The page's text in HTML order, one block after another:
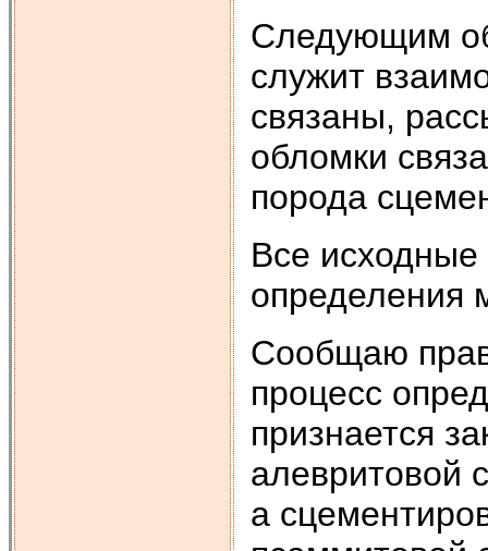
Следующим
служит
связаны,
обломки
порода
Все
определения
Сообщаю
процесс
признается
алевритовой
а